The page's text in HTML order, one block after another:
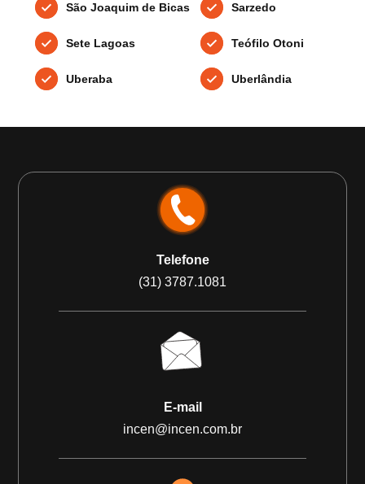
São Joaquim de Bicas Sarzedo
Sete Lagoas Teófilo Otoni
Uberaba Uberlândia
Telefone
(31) 3787.1081
E-mail
incen@incen.com.br